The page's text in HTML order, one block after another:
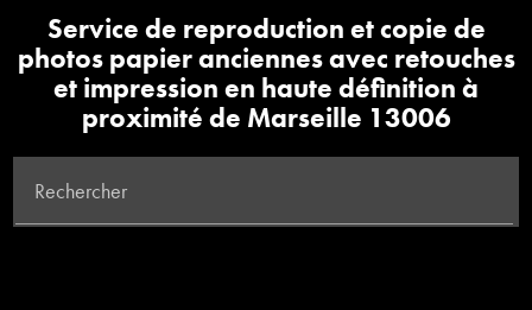
Service de reproduction et copie de
photos papier anciennes avec retouches
et impression en haute définition à
proximité de Marseille 13006
Rechercher